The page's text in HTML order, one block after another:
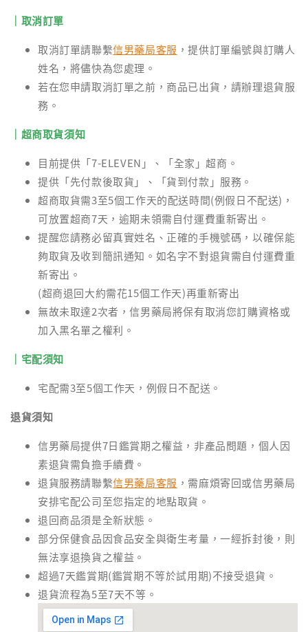
｜取消訂單
取消訂單請聯繫信男藥局客服 ，提供訂單編號與訂購人
姓名，將儘快為您處理。
若在您申請取消訂單之前，商品已出貨，請辦理退貨服
務。
｜超商取貨須知
目前提供「7-ELEVEN」、「全家」超商。
提供「先付款後取貨」、「貨到付款」服務。
超商取貨需3至5個工作天的配送時間(例假日不配送)，
可放置超商7天，逾期未領需自付運費重新寄出。
提醒您請務必留真實姓名、正確的手機號碼，以確保能
夠取貨及收到簡訊通知。如名字不對退貨需自付運費重
新寄出。
(超商退回大約需花15個工作天)再重新寄出
無故未取達2次者，信男藥局將保有取消您訂購資格或
加入黑名單之權利。
｜宅配須知
宅配需3至5個工作天，例假日不配送。
退貨須知
信男藥局提供7日鑑賞期之權益，非產品問題，個人因
素退貨需負擔手續費。
退貨服務請聯繫信男藥局客服 ，需麻煩寄回或信男藥局
安排宅配公司至您指定的地點取貨。
退回商品須是全新狀態。
部分保健食品因食品安全與衛生考量，一經拆封後，則
無法享退換貨之權益。
超過7天鑑賞期(鑑賞期不等於試用期)不接受退貨。
退貨流程為5至7天不等。